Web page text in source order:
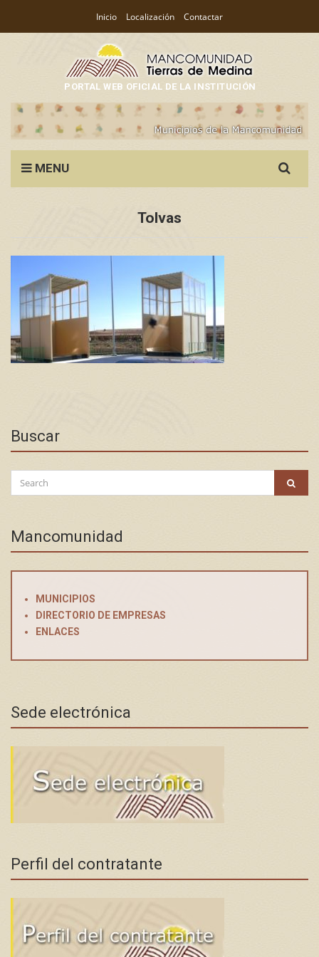
Inicio Localización Contactar
PORTAL WEB OFICIAL DE LA INSTITUCIÓN
MENU
for:
Tolvas
Buscar
Search
for:
Mancomunidad
MUNICIPIOS
DIRECTORIO DE EMPRESAS
ENLACES
Sede electrónica
Perfil del contratante